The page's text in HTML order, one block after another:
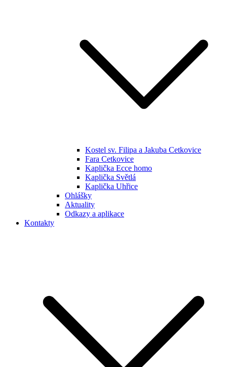
Kostel sv. Filipa a Jakuba Cetkovice
Fara Cetkovice
Kaplička Ecce homo
Kaplička Světlá
Kaplička Uhřice
Ohlášky
Aktuality
Odkazy a aplikace
Kontakty